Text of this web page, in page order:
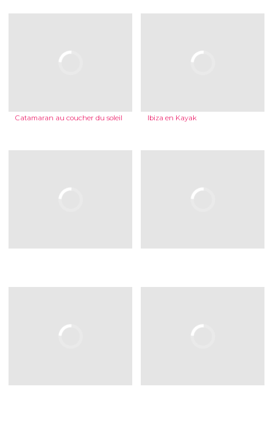
Catamaran au coucher du soleil Ibiza en Kayak